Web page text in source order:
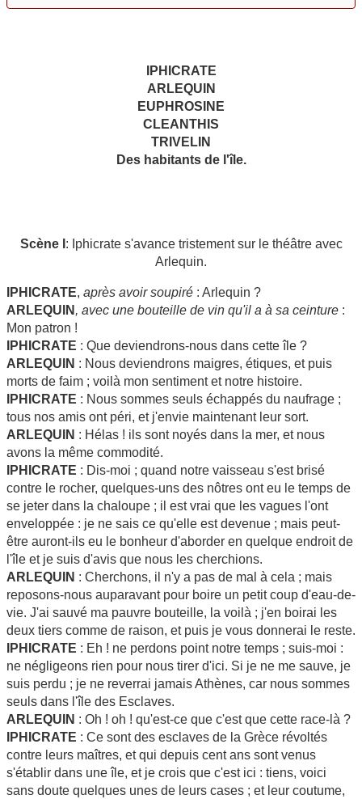
IPHICRATE
ARLEQUIN
EUPHROSINE
CLEANTHIS
TRIVELIN
Des habitants de l'île.
Scène I : Iphicrate s'avance tristement sur le théâtre avec
Arlequin.
IPHICRATE, après avoir soupiré : Arlequin ?
ARLEQUIN , avec une bouteille de vin qu'il a à sa ceinture :
Mon patron !
IPHICRATE : Que deviendrons-nous dans cette île ?
ARLEQUIN : Nous deviendrons maigres, étiques, et puis
morts de faim ; voilà mon sentiment et notre histoire.
IPHICRATE : Nous sommes seuls échappés du naufrage ;
tous nos amis ont péri, et j'envie maintenant leur sort.
ARLEQUIN : Hélas ! ils sont noyés dans la mer, et nous
avons la même commodité.
IPHICRATE : Dis-moi ; quand notre vaisseau s'est brisé
contre le rocher, quelques-uns des nôtres ont eu le temps de
se jeter dans la chaloupe ; il est vrai que les vagues l'ont
enveloppée : je ne sais ce qu'elle est devenue ; mais peut-
être auront-ils eu le bonheur d'aborder en quelque endroit de
l'île et je suis d'avis que nous les cherchions.
ARLEQUIN : Cherchons, il n'y a pas de mal à cela ; mais
reposons-nous auparavant pour boire un petit coup d'eau-de-
vie. J'ai sauvé ma pauvre bouteille, la voilà ; j'en boirai les
deux tiers comme de raison, et puis je vous donnerai le reste.
IPHICRATE : Eh ! ne perdons point notre temps ; suis-moi :
ne négligeons rien pour nous tirer d'ici. Si je ne me sauve, je
suis perdu ; je ne reverrai jamais Athènes, car nous sommes
seuls dans l'île des Esclaves.
ARLEQUIN : Oh ! oh ! qu'est-ce que c'est que cette race-là ?
IPHICRATE : Ce sont des esclaves de la Grèce révoltés
contre leurs maîtres, et qui depuis cent ans sont venus
s'établir dans une île, et je crois que c'est ici : tiens, voici
sans doute quelques unes de leurs cases ; et leur coutume,